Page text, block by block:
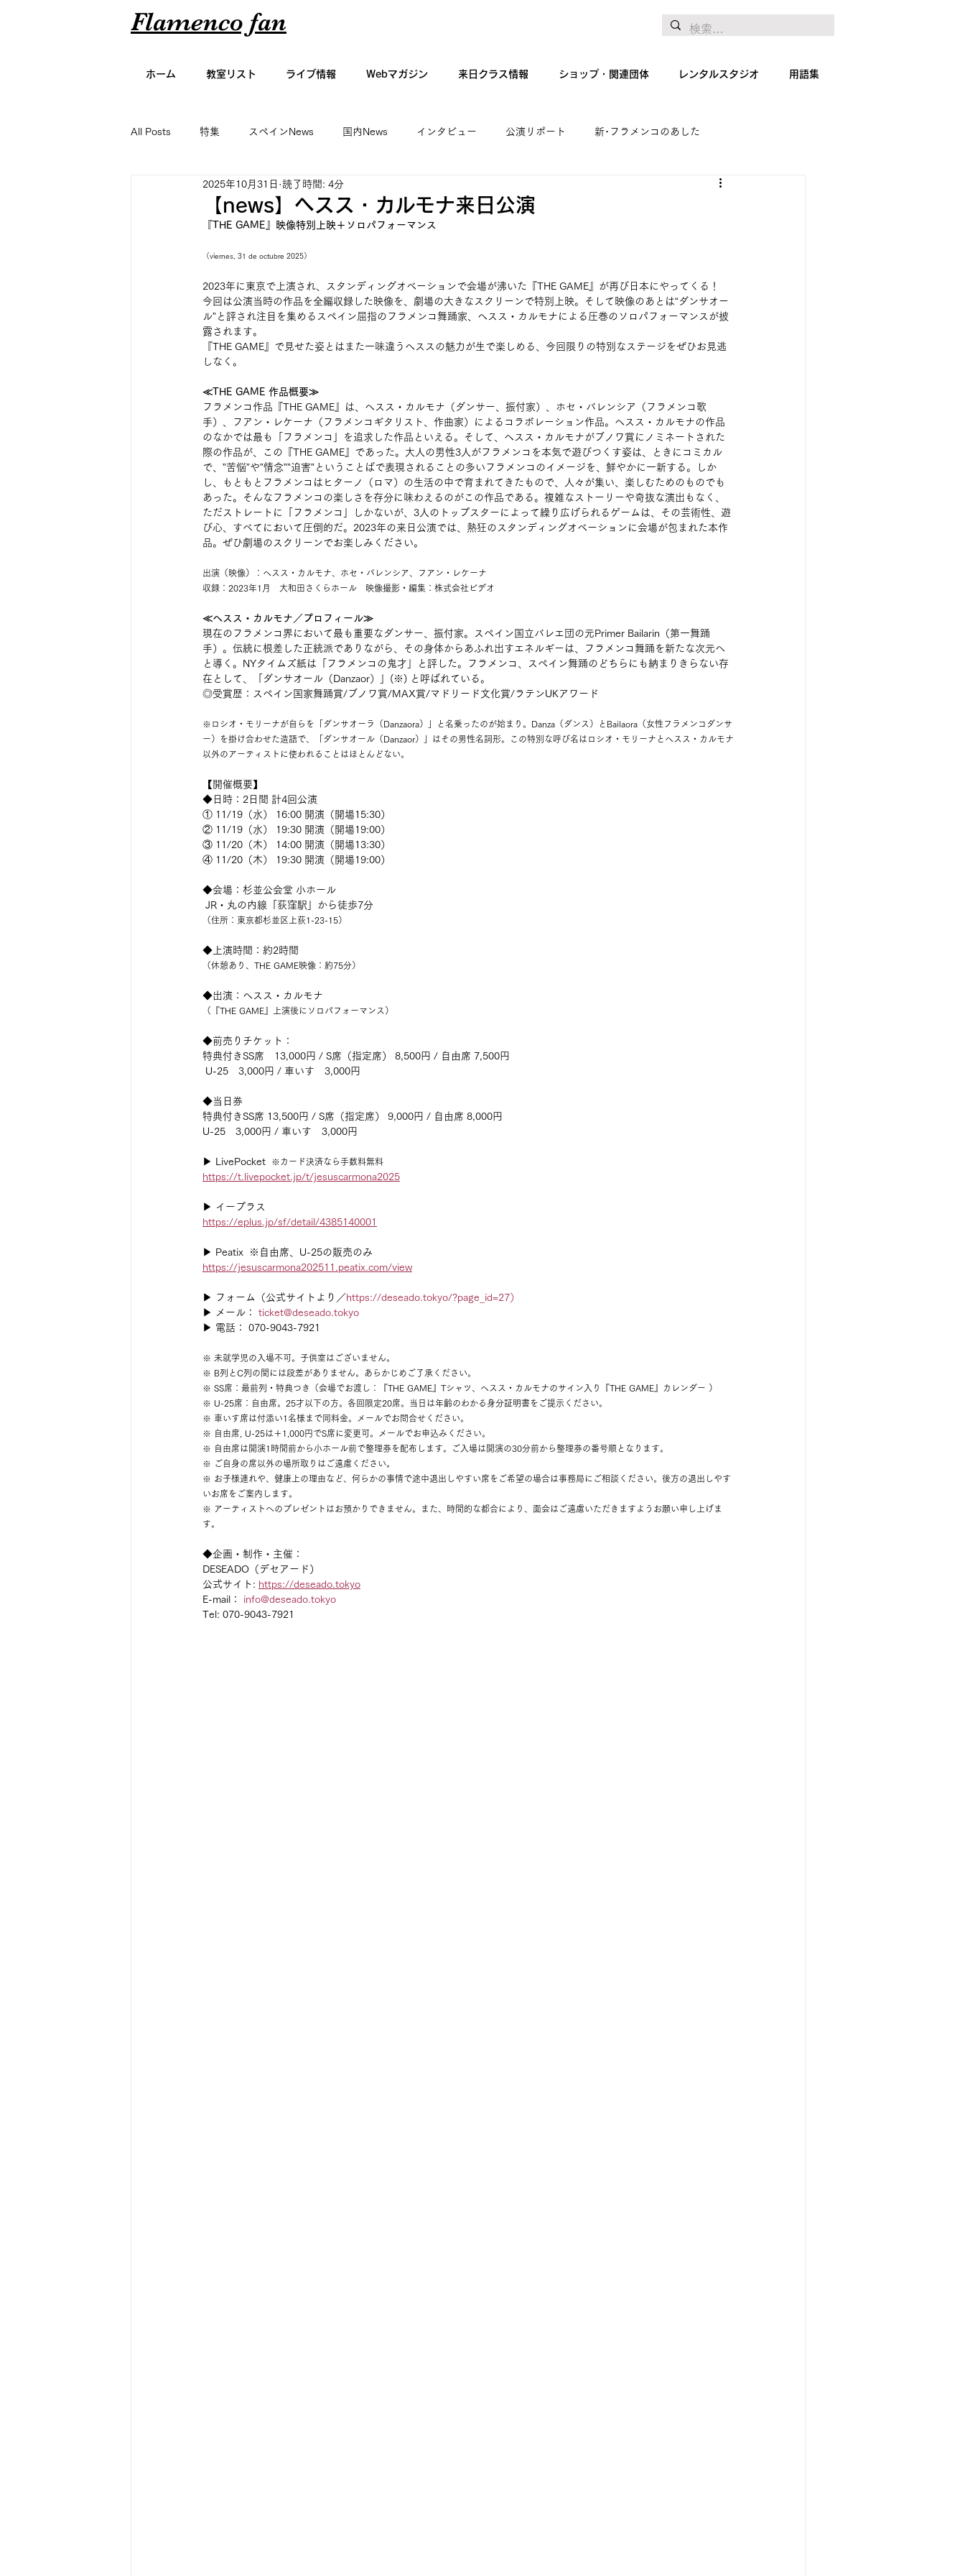
Flamenco fan
ホーム 教室リスト ライブ情報 Webマガジン 来日クラス情報 ショップ・関連団体 レンタルスタジオ 用語集
All Posts 特集 スペインNews 国内News インタビュー 公演リポート 新･フラメンコのあした
アーティスト名鑑 エッセイ カンテ・ギター・音楽 絵画
【news】ヘスス・カルモナ来日公演
2025年10月31日 読了時間: 4分
『THE GAME』映像特別上映＋ソロパフォーマンス
（viernes, 31 de octubre 2025）
2023年に東京で上演され、スタンディングオベーションで会場が沸いた『THE GAME』が再び日本にやってくる！
今回は公演当時の作品を全編収録した映像を、劇場の大きなスクリーンで特別上映。そして映像のあとは“ダンサオー
ル”と評され注目を集めるスペイン屈指のフラメンコ舞踊家、ヘスス・カルモナによる圧巻のソロパフォーマンスが披
露されます。
『THE GAME』で見せた姿とはまた一味違うヘススの魅力が生で楽しめる、今回限りの特別なステージをぜひお見逃
しなく。
≪THE GAME 作品概要≫
フラメンコ作品『THE GAME』は、ヘスス・カルモナ（ダンサー、振付家）、ホセ・バレンシア（フラメンコ歌
手）、フアン・レケーナ（フラメンコギタリスト、作曲家）によるコラボレーション作品。ヘスス・カルモナの作品
のなかでは最も「フラメンコ」を追求した作品といえる。そして、ヘスス・カルモナがブノワ賞にノミネートされた
際の作品が、この『THE GAME』であった。大人の男性3人がフラメンコを本気で遊びつくす姿は、ときにコミカル
で、”苦悩”や”情念””迫害”ということばで表現されることの多いフラメンコのイメージを、鮮やかに一新する。しか
し、もともとフラメンコはヒターノ（ロマ）の生活の中で育まれてきたもので、人々が集い、楽しむためのものでも
あった。そんなフラメンコの楽しさを存分に味わえるのがこの作品である。複雑なストーリーや奇抜な演出もなく、
ただストレートに「フラメンコ」しかないが、3人のトップスターによって繰り広げられるゲームは、その芸術性、遊
び心、すべてにおいて圧倒的だ。2023年の来日公演では、熱狂のスタンディングオベーションに会場が包まれた本作
品。ぜひ劇場のスクリーンでお楽しみください。
出演（映像）：ヘスス・カルモナ、ホセ・バレンシア、フアン・レケーナ
収録：2023年1月　大和田さくらホール　映像撮影・編集：株式会社ビデオ
≪ヘスス・カルモナ／プロフィール≫
現在のフラメンコ界において最も重要なダンサー、振付家。スペイン国立バレエ団の元Primer Bailarin（第一舞踊
手）。伝統に根差した正統派でありながら、その身体からあふれ出すエネルギーは、フラメンコ舞踊を新たな次元へ
と導く。NYタイムズ紙は「フラメンコの鬼才」と評した。フラメンコ、スペイン舞踊のどちらにも納まりきらない存
在として、「ダンサオール（Danzaor）」(※) と呼ばれている。
◎受賞歴：スペイン国家舞踊賞/ブノワ賞/MAX賞/マドリード文化賞/ラテンUKアワード
※ロシオ・モリーナが自らを「ダンサオーラ（Danzaora）」と名乗ったのが始まり。Danza（ダンス）とBailaora（女性フラメンコダンサ
ー）を掛け合わせた造語で、「ダンサオール（Danzaor）」はその男性名詞形。この特別な呼び名はロシオ・モリーナとヘスス・カルモナ
以外のアーティストに使われることはほとんどない。
【開催概要】
◆日時：2日間 計4回公演
① 11/19（水） 16:00 開演（開場15:30）
② 11/19（水） 19:30 開演（開場19:00）
③ 11/20（木） 14:00 開演（開場13:30）
④ 11/20（木） 19:30 開演（開場19:00）
◆会場：杉並公会堂 小ホール
JR・丸の内線「荻窪駅」から徒歩7分
（住所：東京都杉並区上荻1-23-15）
◆上演時間：約2時間
（休憩あり、THE GAME映像：約75分）
◆出演：ヘスス・カルモナ
（『THE GAME』上演後にソロパフォーマンス）
◆前売りチケット：
特典付きSS席　13,000円 / S席（指定席） 8,500円 / 自由席 7,500円
U-25　3,000円 / 車いす　3,000円
◆当日券
特典付きSS席 13,500円 / S席（指定席） 9,000円 / 自由席 8,000円
U-25　3,000円 / 車いす　3,000円
▶ LivePocket ※カード決済なら手数料無料
https://t.livepocket.jp/t/jesuscarmona2025
▶ イープラス
https://eplus.jp/sf/detail/4385140001
▶ Peatix  ※自由席、U-25の販売のみ
https://jesuscarmona202511.peatix.com/view
▶ フォーム（公式サイトより／https://deseado.tokyo/?page_id=27）
▶ メール： ticket@deseado.tokyo
▶ 電話： 070-9043-7921
※ 未就学児の入場不可。子供室はございません。
※ B列とC列の間には段差がありません。あらかじめご了承ください。
※ SS席：最前列・特典つき（会場でお渡し：『THE GAME』Tシャツ、ヘスス・カルモナのサイン入り『THE GAME』カレンダー ）
※ U-25席：自由席。25才以下の方。各回限定20席。当日は年齢のわかる身分証明書をご提示ください。
※ 車いす席は付添い1名様まで同料金。メールでお問合せください。
※ 自由席, U-25は＋1,000円でS席に変更可。メールでお申込みください。
※ 自由席は開演1時間前から小ホール前で整理券を配布します。ご入場は開演の30分前から整理券の番号順となります。
※ ご自身の席以外の場所取りはご遠慮ください。
※ お子様連れや、健康上の理由など、何らかの事情で途中退出しやすい席をご希望の場合は事務局にご相談ください。後方の退出しやす
いお席をご案内します。
※ アーティストへのプレゼントはお預かりできません。また、時間的な都合により、面会はご遠慮いただきますようお願い申し上げま
す。
◆企画・制作・主催：
DESEADO（デセアード）
公式サイト: https://deseado.tokyo
E-mail： info@deseado.tokyo
Tel: 070-9043-7921